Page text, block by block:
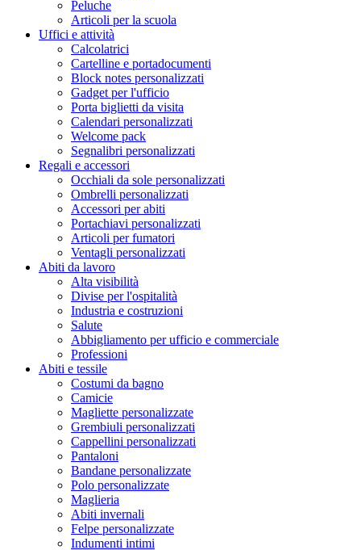
Peluche
Articoli per la scuola
Uffici e attività
Calcolatrici
Cartelline e portadocumenti
Block notes personalizzati
Gadget per l'ufficio
Porta biglietti da visita
Calendari personalizzati
Welcome pack
Segnalibri personalizzati
Regali e accessori
Occhiali da sole personalizzati
Ombrelli personalizzati
Accessori per abiti
Portachiavi personalizzati
Articoli per fumatori
Ventagli personalizzati
Abiti da lavoro
Alta visibilità
Divise per l'ospitalità
Industria e costruzioni
Salute
Abbigliamento per ufficio e commerciale
Professioni
Abiti e tessile
Costumi da bagno
Camicie
Magliette personalizzate
Grembiuli personalizzati
Cappellini personalizzati
Pantaloni
Bandane personalizzate
Polo personalizzate
Maglieria
Abiti invernali
Felpe personalizzate
Indumenti intimi